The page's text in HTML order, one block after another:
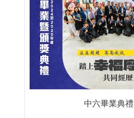
中六畢業典禮